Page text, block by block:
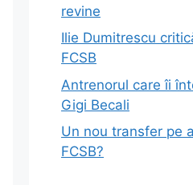
revine
Ilie Dumitrescu
FCSB
Antrenorul care îi
Gigi Becali
Un nou transfer pe
FCSB?